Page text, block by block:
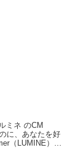
ミネ のCM
に、あなたを好
（LUMINE）」